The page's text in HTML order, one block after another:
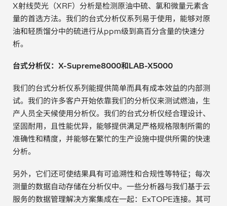
纸上涂硅
镀层厚度测量
X射线荧光（XRF）分析是检测原油中硫、氯和微量元素含
量的首选方法。我们的台式分析仪系列易于使用，能够对原
油和轻质馏分中的硫进行从ppm级到高百分含量的快速分
析。
台式分析仪：X-Supreme8000和LAB-X5000
我们的台式分析仪系列能提供简单而具有成本效益的内部测
试。我们的许多客户开始依靠我们的分析仪来测试燃油，生
产人员全天候使用分析仪。我们的台式分析仪经合理设计、
坚固耐用，且性能优异，能够提供满足严格规格限制所需的
准确性和精度，并能够在繁忙的生产设施中提供所需的快速
分析。
另外，它们还可使结果具有可追溯性和合规性等特征；每次
测量的数据自动存储在分析仪中。一些分析器与我们基于云
服务的数据管理解决方案集成在一起：ExTOPE连接。其可